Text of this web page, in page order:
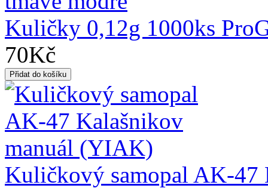
Kuličky 0,12g 1000ks
70Kč
Kuličkový samopal AK-